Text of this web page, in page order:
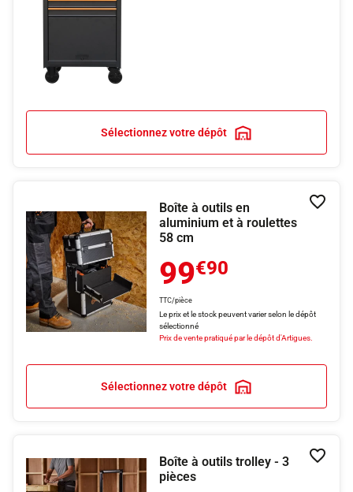
Sélectionnez votre dépôt
Boîte à outils en
aluminium et à roulettes
58 cm
99€90
TTC/pièce
Le prix et le stock peuvent varier selon le dépôt
sélectionné
Prix de vente pratiqué par le dépôt d'Artigues.
Sélectionnez votre dépôt
Boîte à outils trolley - 3
pièces